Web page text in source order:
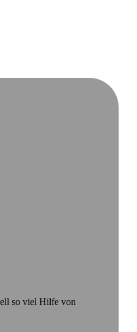
so viel Hilfe von